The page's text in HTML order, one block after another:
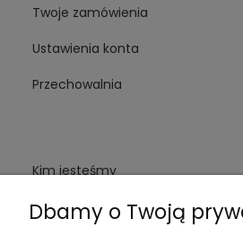
Twoje zamówienia
Ustawienia konta
Przechowalnia
Kim jesteśmy
Blog
Dbamy o Twoją